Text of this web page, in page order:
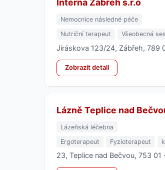
Interna Zábřeh s.r.o
Nemocnice následné péče
Nutriční terapeut
Všeobecná
Jiráskova 123/24, Zábřeh, 789
Zobrazit detail
Lázně Teplice nad
Lázeňská léčebna
Ergoterapeut
Fyzioterapeut
23, Teplice nad Bečvou, 753 01